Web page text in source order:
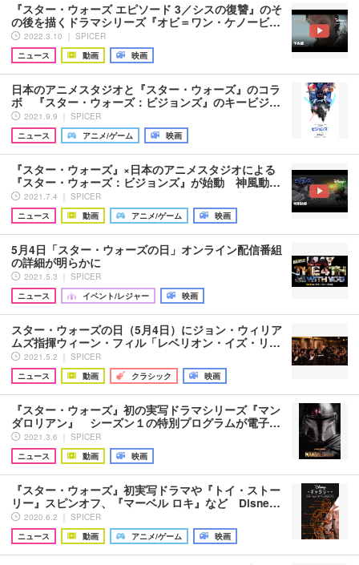
『スター・ウォーズ エピソード 3／シスの復讐』のそ
の後を描くドラマシリーズ『オビ＝ワン・ケノービ…
2022.3.10 ｜ SPICER
ニュース
動画 映画
日本のアニメスタジオと『スター・ウォーズ』のコラ
ボ 『スター・ウォーズ：ビジョンズ』のキービジ…
2021.9.9 ｜ SPICER
ニュース
アニメ/ゲーム 映画
『スター・ウォーズ』×日本のアニメスタジオによる
『スター・ウォーズ：ビジョンズ』が始動 神風動…
2021.7.4 ｜ SPICER
ニュース
動画 アニメ/ゲーム 映画
5月4日「スター・ウォーズの日」オンライン配信番組
の詳細が明らかに
2021.5.3 ｜ SPICER
ニュース
イベント/レジャー 映画
スター・ウォーズの日（5月4日）にジョン・ウィリア
ムズ指揮ウィーン・フィル「レベリオン・イズ・リ…
2021.5.2 ｜ SPICER
ニュース
動画 クラシック 映画
『スター・ウォーズ』初の実写ドラマシリーズ『マン
ダロリアン』 シーズン１の特別プログラムが電子…
2021.3.6 ｜ SPICER
ニュース
動画 映画
『スター・ウォーズ』初実写ドラマや『トイ・ストー
リー』スピンオフ、『マーベル ロキ』など Disne…
2020.6.2 ｜ SPICER
ニュース
動画 アニメ/ゲーム 映画